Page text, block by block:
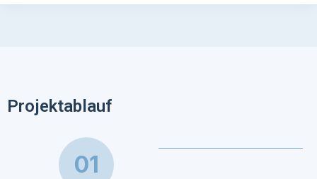
Projektablauf
01